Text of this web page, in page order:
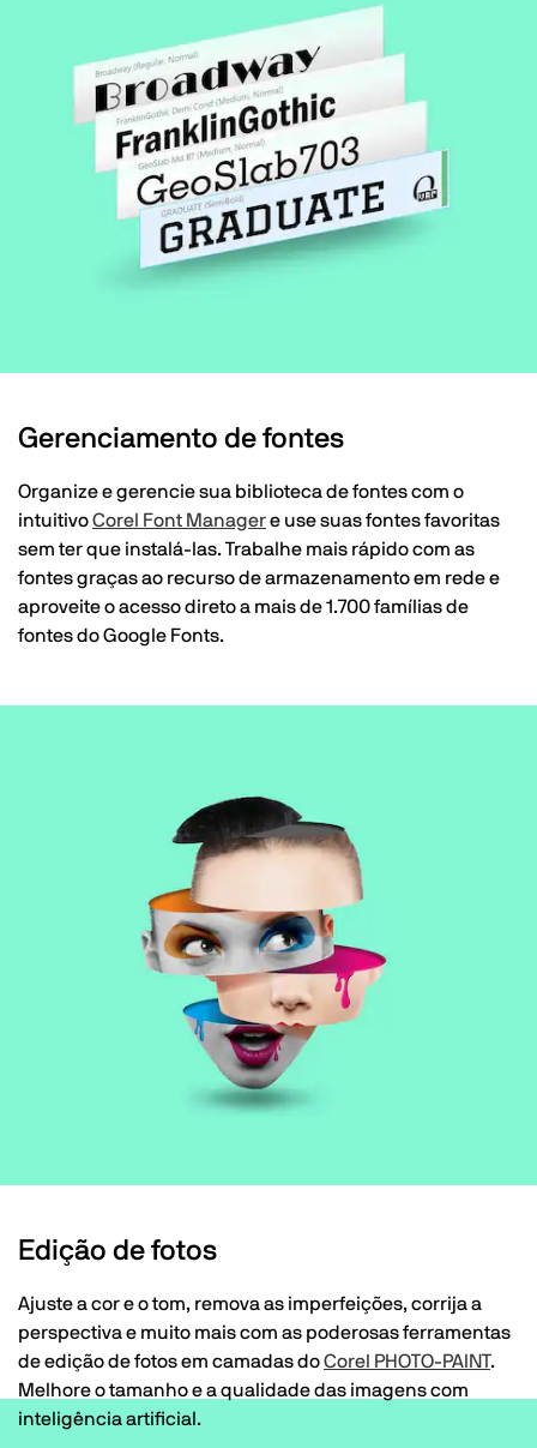
Gerenciamento de fontes
Organize e gerencie sua biblioteca de fontes com o
intuitivoCorel Font Managere use suas fontes favoritas
sem ter que instalá-las. Trabalhe mais rápido com as
fontes graças ao recurso de armazenamento em rede e
aproveite o acesso direto a mais de 1.700 famílias de
fontes do Google Fonts.
Edição de fotos
Ajuste a cor e o tom, remova as imperfeições, corrija a
perspectiva e muito mais com as poderosas ferramentas
de edição de fotos em camadas doCorel PHOTO-PAINT.
Melhore o tamanho e a qualidade das imagens com
inteligência artificial.